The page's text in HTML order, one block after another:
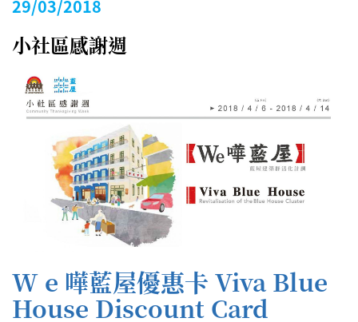
29/03/2018
小社區感謝週
W e 嘩藍屋優惠卡 Viva Blue
House Discount Card